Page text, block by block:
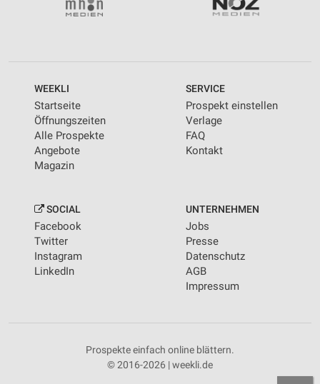
WEEKLI
Startseite
Öffnungszeiten
Alle Prospekte
Angebote
Magazin
SERVICE
Prospekt einstellen
Verlage
FAQ
Kontakt
SOCIAL
Facebook
Twitter
Instagram
LinkedIn
UNTERNEHMEN
Jobs
Presse
Datenschutz
AGB
Impressum
Prospekte einfach online blättern.
© 2016-2026 | weekli.de